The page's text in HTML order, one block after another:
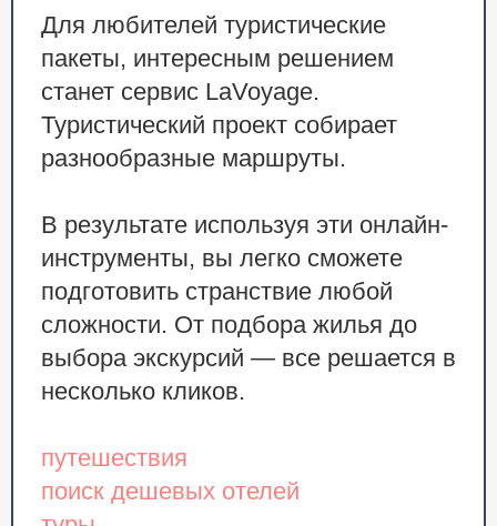
Для любителей туристические
пакеты, интересным решением
станет сервис LaVoyage.
Туристический проект собирает
разнообразные маршруты.
В результате используя эти онлайн-
инструменты, вы легко сможете
подготовить странствие любой
сложности. От подбора жилья до
выбора экскурсий — все решается в
несколько кликов.
путешествия
поиск дешевых отелей